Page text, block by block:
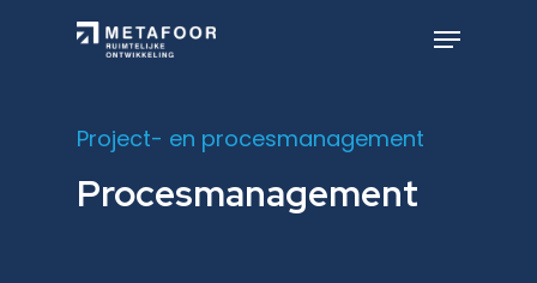
Menu
Project- en procesmanagement
Procesmanagement